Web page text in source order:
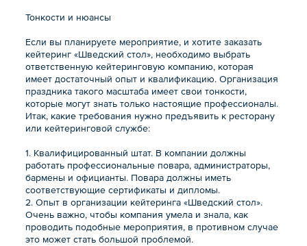
Тонкости и нюансы
Если вы планируете мероприятие, и хотите заказать
кейтеринг «Шведский стол», необходимо выбрать
ответственную кейтеринговую компанию, которая
имеет достаточный опыт и квалификацию. Организация
праздника такого масштаба имеет свои тонкости,
которые могут знать только настоящие профессионалы.
Итак, какие требования нужно предъявить к ресторану
или кейтеринговой службе:
1. Квалифицированный штат. В компании должны
работать профессиональные повара, администраторы,
бармены и официанты. Повара должны иметь
соответствующие сертификаты и дипломы.
2. Опыт в организации кейтеринга «Шведский стол».
Очень важно, чтобы компания умела и знала, как
проводить подобные мероприятия, в противном случае
это может стать большой проблемой.